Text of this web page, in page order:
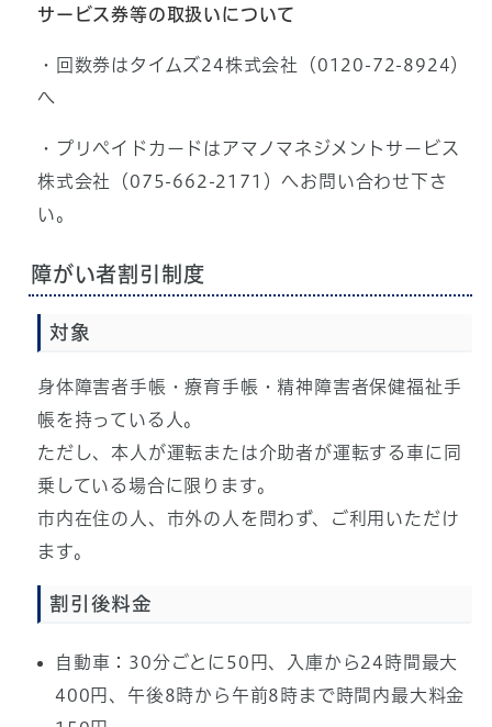
サービス券等の取扱いについて
・回数券はタイムズ24株式会社（0120-72-8924）
へ
・プリペイドカードはアマノマネジメントサービス
株式会社（075-662-2171）へお問い合わせ下さ
い。
障がい者割引制度
対象
身体障害者手帳・療育手帳・精神障害者保健福祉手
帳を持っている人。
ただし、本人が運転または介助者が運転する車に同
乗している場合に限ります。
市内在住の人、市外の人を問わず、ご利用いただけ
ます。
割引後料金
自動車：30分ごとに50円、入庫から24時間最大
400円、午後8時から午前8時まで時間内最大料金